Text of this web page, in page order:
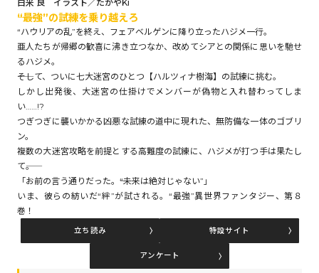
コミッククリエ
コミックパルフェ
コミックエッセイ
白米 良 イラスト／たかやKi
――“最強”の試練を乗り越えろ
“ハウリアの乱”を終え、フェアベルゲンに降り立ったハジメ一行。
亜人たちが帰郷の歓喜に沸き立つなか、改めてシアとの関係に思いを馳せ
るハジメ。
――そして、ついに七大迷宮のひとつ【ハルツィナ樹海】の試練に挑む。
しかし出発後、大迷宮の仕掛けでメンバーが偽物と入れ替わってしま
い……!?
つぎつぎに襲いかかる凶悪な試練の道中に現れた、無防備な一体のゴブリ
ン。
複数の大迷宮攻略を前提とする高難度の試練に、ハジメが打つ手は果たし
て――。
「お前の言う通りだった。――“未来は絶対じゃない”」
いま、彼らの紡いだ“絆”が試される。“最強”異世界ファンタジー、第８
巻！
立ち読み 特設サイト
アンケート